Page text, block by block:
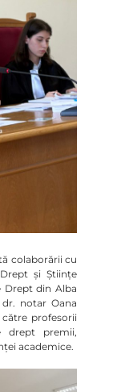
colaborării cu
și Științe
Drept din Alba
notar Oana
profesorii
drept premii,
academice.